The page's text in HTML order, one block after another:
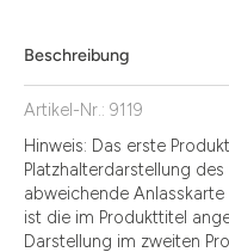
die
Zustimmung
aktivieren.
Beschreibung
Artikel-Nr.: 9119
Hinweis: Das erste
Platzhalterdarstellung
abweichende
ist die im Produkttitel
Darstellung im zweiten